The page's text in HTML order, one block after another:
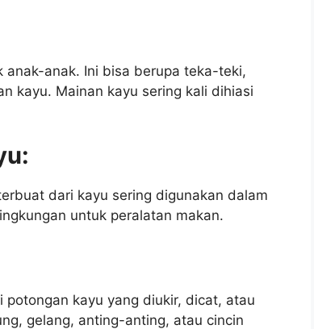
anak-anak. Ini bisa berupa teka-teki,
kayu. Mainan kayu sering kali dihiasi
dari kayu sering digunakan dalam
untuk peralatan makan.
kayu yang diukir, dicat, atau
gelang, anting-anting, atau cincin